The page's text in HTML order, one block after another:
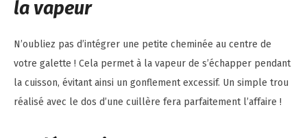
la vapeur
N’oubliez pas d’intégrer une petite cheminée au centre de
votre galette ! Cela permet à la vapeur de s’échapper pendant
la cuisson, évitant ainsi un gonflement excessif. Un simple trou
réalisé avec le dos d’une cuillère fera parfaitement l’affaire !